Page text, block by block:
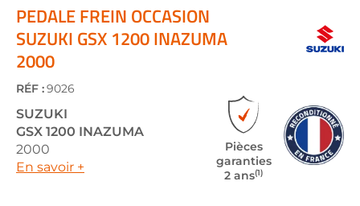
the
beginning
of
the
images
gallery
PEDALE FREIN OCCASION
SUZUKI GSX 1200 INAZUMA
2000
RÉF :9026
SUZUKI
GSX 1200 INAZUMA
2000
En savoir +
Pièces
garanties
2 ans(1)